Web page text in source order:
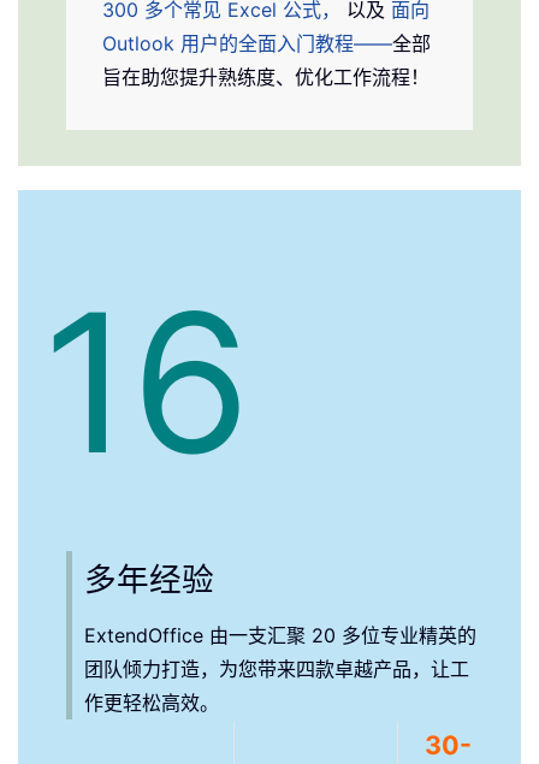
300 多个常见 Excel 公式，
以及 面向
Outlook 用户的全面入门教程——全部
旨在助您提升熟练度、优化工作流程！
16
多年经验
ExtendOffice 由一支汇聚 20 多位专业精英的
团队倾力打造，为您带来四款卓越产品，让工
作更轻松高效。
30-